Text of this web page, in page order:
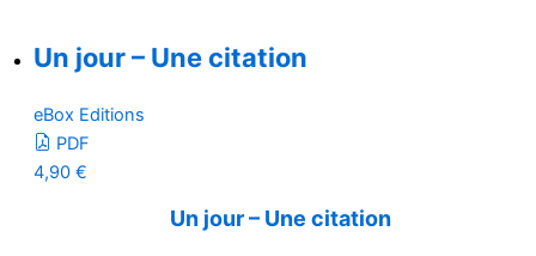
Un jour – Une citation
eBox Editions
PDF
4,90 €
Un jour – Une citation